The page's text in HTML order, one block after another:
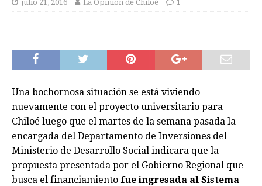
julio 21, 2016 La Opinión de Chiloé 1
Una bochornosa situación se está viviendo
nuevamente con el proyecto universitario para
Chiloé luego que el martes de la semana pasada la
encargada del Departamento de Inversiones del
Ministerio de Desarrollo Social indicara que la
propuesta presentada por el Gobierno Regional que
busca el financiamiento fue ingresada al Sistema